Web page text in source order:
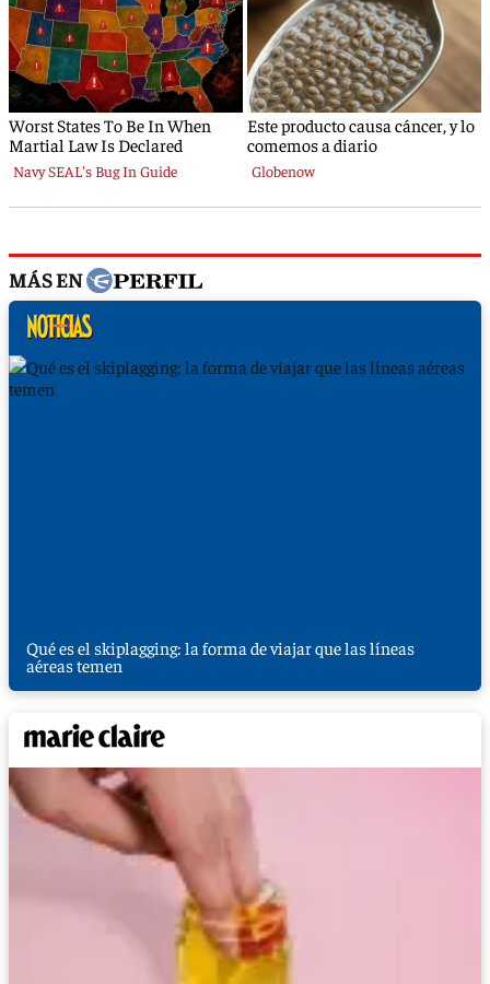
MÁS EN
Qué es el skiplagging: la forma de viajar que las líneas
aéreas temen